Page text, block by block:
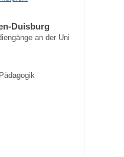
Duisburg
an der Uni